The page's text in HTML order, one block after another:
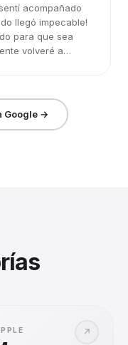
acompañado
llegó impecable!
para que sea
volveré a
Google →
↗